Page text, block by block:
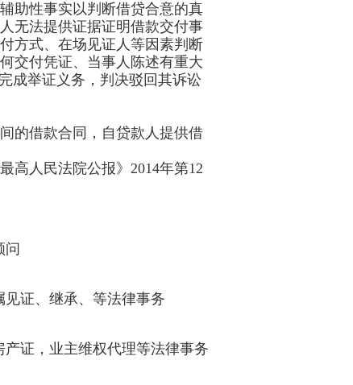
助性事实以判断借贷合意的真
无法提供证据证明借款交付事
方式、在场见证人等因素判断
交付凭证、当事人陈述有重大
成举证义务，判决驳回其诉讼
的借款合同，自贷款人提供借
高人民法院公报》2014年第12
问
证、继承、等法律事务
证，业主维权代理等法律事务